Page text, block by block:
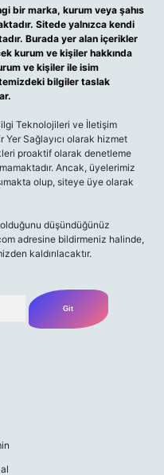
bir marka, kurum veya şahıs
Sitede yalnızca kendi
Burada yer alan içerikler
kurum ve kişiler hakkında
ve kişiler ile isim
bilgiler taslak
Teknolojileri ve İletişim
Yer Sağlayıcı olarak hizmet
proaktif olarak denetleme
Ancak, üyelerimiz
olup, siteye üye olarak
düşündüğünüz
adresine bildirmeniz halinde,
kaldırılacaktır.